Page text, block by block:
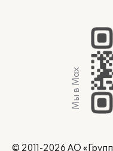
Мы в Max
© 2011-2026 АО